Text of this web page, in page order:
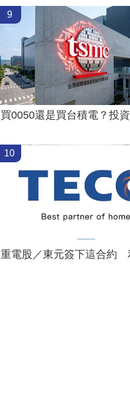
9
10
重電股／東元簽下這合約